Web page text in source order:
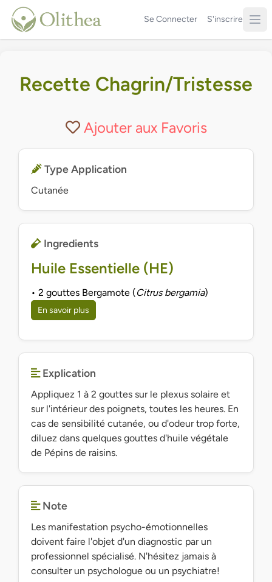
Se Connecter S'inscrire
Recette Chagrin/Tristesse
Ajouter aux Favoris
Type Application
Cutanée
Ingredients
Huile Essentielle (HE)
• 2 gouttes Bergamote (Citrus bergamia)
En savoir plus
Explication
Appliquez 1 à 2 gouttes sur le plexus solaire et
sur l'intérieur des poignets, toutes les heures. En
cas de sensibilité cutanée, ou d'odeur trop forte,
diluez dans quelques gouttes d'huile végétale
de Pépins de raisins.
Note
Les manifestation psycho-émotionnelles
doivent faire l'objet d'un diagnostic par un
professionnel spécialisé. N'hésitez jamais à
consulter un psychologue ou un psychiatre!